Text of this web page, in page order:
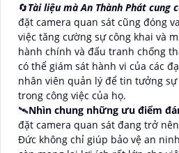
🔄Tài liệu mà An Thành Phát cung
đặt camera quan sát cũng đóng
việc tăng cường sự công khai và
hành chính và đấu tranh chống
có thể giám sát hành vi của các
nhân viên quản lý để tin tưởng
trong công việc của họ.
🛰Nhìn chung những ưu điểm
đặt camera quan sát đang trở
Đức không chỉ giúp bảo vệ an